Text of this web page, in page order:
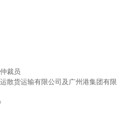
裁员
散货运输有限公司及广州港集团有限